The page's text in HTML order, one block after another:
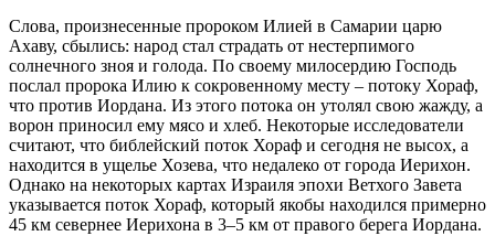
Слова, произнесенные пророком Илией в Самарии царю
Ахаву, сбылись: народ стал страдать от нестерпимого
солнечного зноя и голода. По своему милосердию Господь
послал пророка Илию к сокровенному месту – потоку Хораф,
что против Иордана. Из этого потока он утолял свою жажду, а
ворон приносил ему мясо и хлеб. Некоторые исследователи
считают, что библейский поток Хораф и сегодня не высох, а
находится в ущелье Хозева, что недалеко от города Иерихон.
Однако на некоторых картах Израиля эпохи Ветхого Завета
указывается поток Хораф, который якобы находился примерно
45 км севернее Иерихона в 3–5 км от правого берега Иордана.